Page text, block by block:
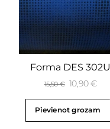
Forma DES 302U
15,50€ 10,90€
Pievienot grozam